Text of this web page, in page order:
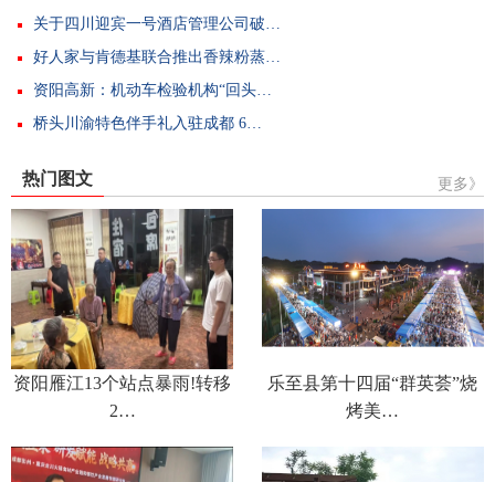
关于四川迎宾一号酒店管理公司破…
好人家与肯德基联合推出香辣粉蒸…
资阳高新：机动车检验机构“回头…
桥头川渝特色伴手礼入驻成都 6…
热门图文 更多》
资阳雁江13个站点暴雨!转移
2…
乐至县第十四届“群英荟”烧
烤美…